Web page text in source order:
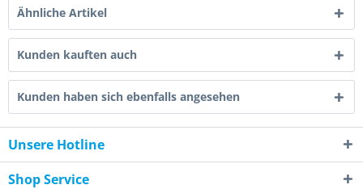
Ähnliche Artikel
Kunden kauften auch
Kunden haben sich ebenfalls angesehen
Unsere Hotline
Shop Service